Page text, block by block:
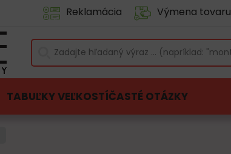
Reklamácia Výmena tovaru
TABUĽKY VEĽKOSTÍČASTÉ OTÁZKY